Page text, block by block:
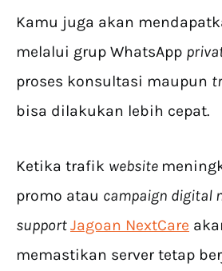
Kamu juga akan
melalui grup WhatsApp
proses konsultasi maupun
bisa dilakukan lebih cepat.
Ketika trafik website
promo atau campaign digital
supportJagoan NextCare
memastikan server tetap